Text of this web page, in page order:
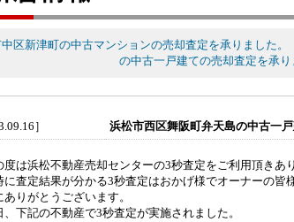
区新津町の中古マンションの売却査定を承りました。
の中古一戸建ての売却査定を承り
］ 浜松市西区舞阪町弁天島の中古一
度は浜松不動産売却センターの3秒査定をご利用頂きあ
に査定結果が分かる3秒査定はおかげ様でオーナーの皆
ありがとうございます。
、下記の不動産で3秒査定が実施されました。